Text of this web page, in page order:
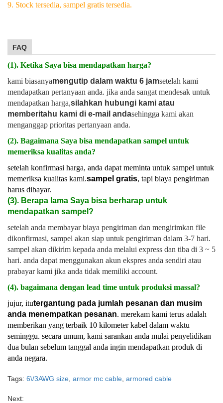
9. Stock tersedia, sampel gratis tersedia.
FAQ
(1). Ketika Saya bisa mendapatkan harga?
kami biasanyamengutip dalam waktu 6 jamsetelah kami
mendapatkan pertanyaan anda. jika anda sangat mendesak untuk
mendapatkan harga,silahkan hubungi kami atau
memberitahu kami di e-mail andasehingga kami akan
menganggap prioritas pertanyaan anda.
(2). Bagaimana Saya bisa mendapatkan sampel untuk
memeriksa kualitas anda?
setelah konfirmasi harga, anda dapat meminta untuk sampel untuk
memeriksa kualitas kami.sampel gratis, tapi biaya pengiriman
harus dibayar.
(3). Berapa lama Saya bisa berharap untuk
mendapatkan sampel?
setelah anda membayar biaya pengiriman dan mengirimkan file
dikonfirmasi, sampel akan siap untuk pengiriman dalam 3-7 hari.
sampel akan dikirim kepada anda melalui express dan tiba di 3 ~ 5
hari. anda dapat menggunakan akun ekspres anda sendiri atau
prabayar kami jika anda tidak memiliki account.
(4). bagaimana dengan lead time untuk produksi massal?
jujur, itutergantung pada jumlah pesanan dan musim
anda menempatkan pesanan. merekam kami terus adalah
memberikan yang terbaik 10 kilometer kabel dalam waktu
seminggu. secara umum, kami sarankan anda mulai penyelidikan
dua bulan sebelum tanggal anda ingin mendapatkan produk di
anda negara.
Tags: 6\/3AWG size armor mc cable armored cable
Next: